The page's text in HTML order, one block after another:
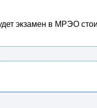
экзамен в МРЭО